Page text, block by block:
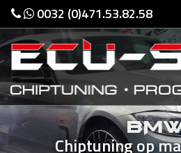
0032 (0)471.53.82.58
Chiptuning op